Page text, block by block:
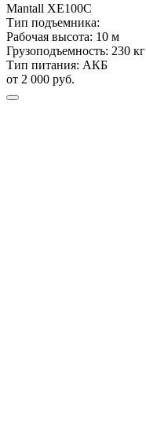
Mantall XE100C
Тип подъемника:
Рабочая высота: 10 м
Грузоподъемность: 230 кг
Тип питания: АКБ
от 2 000 руб.